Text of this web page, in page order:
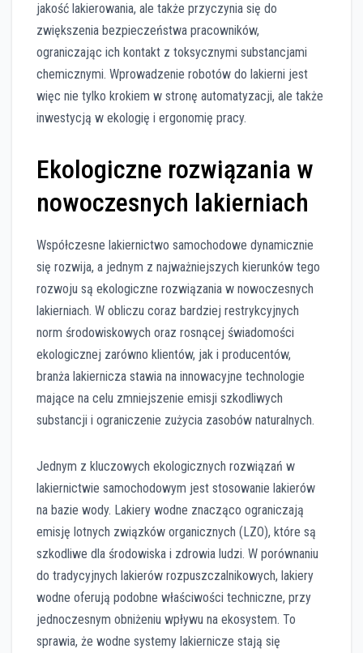
jakość lakierowania, ale także przyczynia się do
zwiększenia bezpieczeństwa pracowników,
ograniczając ich kontakt z toksycznymi substancjami
chemicznymi. Wprowadzenie robotów do lakierni jest
więc nie tylko krokiem w stronę automatyzacji, ale także
inwestycją w ekologię i ergonomię pracy.
Ekologiczne rozwiązania w
nowoczesnych lakierniach
Współczesne lakiernictwo samochodowe dynamicznie
się rozwija, a jednym z najważniejszych kierunków tego
rozwoju są ekologiczne rozwiązania w nowoczesnych
lakierniach. W obliczu coraz bardziej restrykcyjnych
norm środowiskowych oraz rosnącej świadomości
ekologicznej zarówno klientów, jak i producentów,
branża lakiernicza stawia na innowacyjne technologie
mające na celu zmniejszenie emisji szkodliwych
substancji i ograniczenie zużycia zasobów naturalnych.
Jednym z kluczowych ekologicznych rozwiązań w
lakiernictwie samochodowym jest stosowanie lakierów
na bazie wody. Lakiery wodne znacząco ograniczają
emisję lotnych związków organicznych (LZO), które są
szkodliwe dla środowiska i zdrowia ludzi. W porównaniu
do tradycyjnych lakierów rozpuszczalnikowych, lakiery
wodne oferują podobne właściwości techniczne, przy
jednoczesnym obniżeniu wpływu na ekosystem. To
sprawia, że wodne systemy lakiernicze stają się